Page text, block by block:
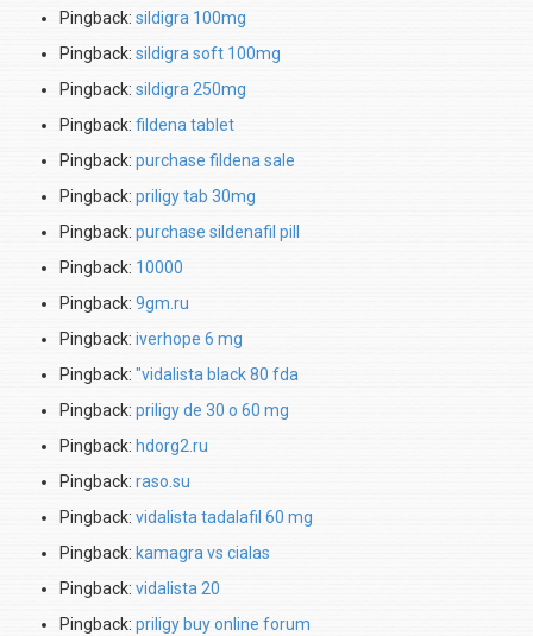
Pingback: sildigra 100mg
Pingback: sildigra soft 100mg
Pingback: sildigra 250mg
Pingback: fildena tablet
Pingback: purchase fildena sale
Pingback: priligy tab 30mg
Pingback: purchase sildenafil pill
Pingback: 10000
Pingback: 9gm.ru
Pingback: iverhope 6 mg
Pingback: "vidalista black 80 fda
Pingback: priligy de 30 o 60 mg
Pingback: hdorg2.ru
Pingback: raso.su
Pingback: vidalista tadalafil 60 mg
Pingback: kamagra vs cialas
Pingback: vidalista 20
Pingback: priligy buy online forum